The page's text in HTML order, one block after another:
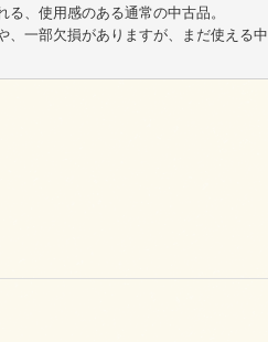
、使用感のある通常の中古品。
、一部欠損がありますが、まだ使える